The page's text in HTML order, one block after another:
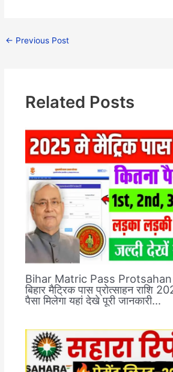
← Previous Post
Related Posts
Bihar Matric Pass
बिहार मैट्रिक पास प्रोत्साहन राशि
पैसा मिलेगा यहां देखे पूरी जानकारी…